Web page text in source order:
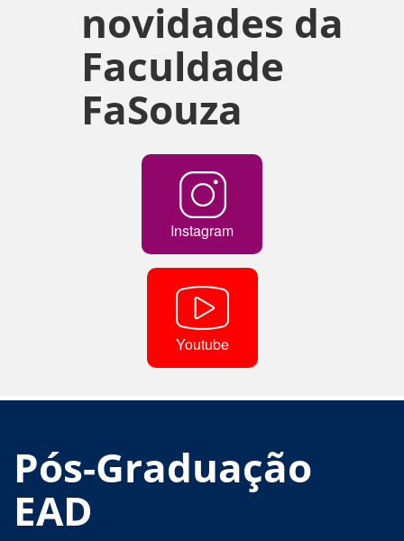
novidades da
Faculdade
FaSouza
Instagram
Youtube
Pós-Graduação
EAD